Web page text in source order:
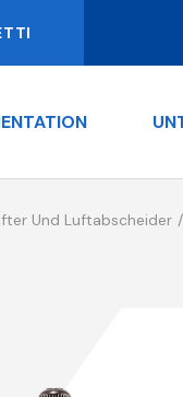
Und Luftabscheider